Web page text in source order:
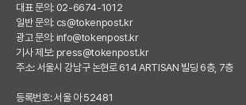
대표 문의: 02-6674-1012
일반 문의: cs@tokenpost.kr
광고 문의: info@tokenpost.kr
기사 제보: press@tokenpost.kr
주소: 서울시 강남구 논현로 614 ARTISAN 빌딩 6층, 7층
등록번호: 서울 아 52481